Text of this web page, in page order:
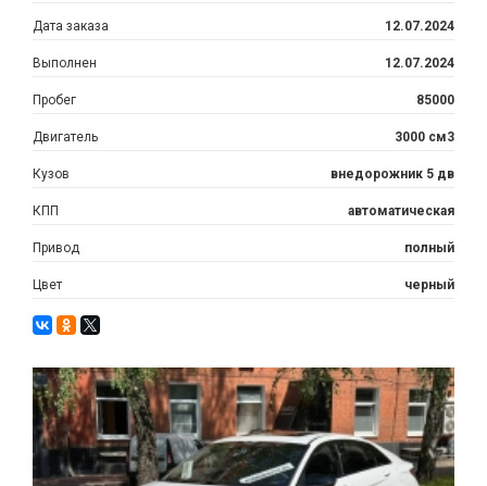
Дата заказа 12.07.2024
Выполнен 12.07.2024
Пробег 85000
Двигатель 3000 см3
Кузов внедорожник 5 дв
КПП автоматическая
Привод полный
Цвет черный